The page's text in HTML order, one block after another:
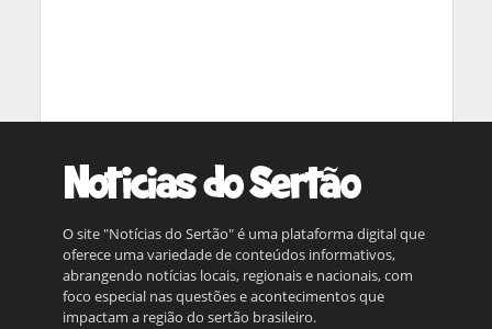
O site "Notícias do Sertão" é uma plataforma digital que
oferece uma variedade de conteúdos informativos,
abrangendo notícias locais, regionais e nacionais, com
foco especial nas questões e acontecimentos que
impactam a região do sertão brasileiro.